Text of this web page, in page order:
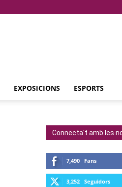
EXPOSICIONS ESPORTS
Connecta't amb les
7,490 Fans
3,252 Seguidors